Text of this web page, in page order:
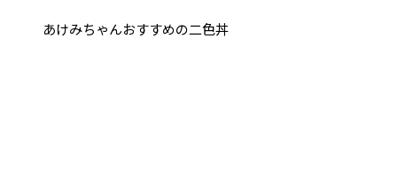
あけみちゃんおすすめの二色丼